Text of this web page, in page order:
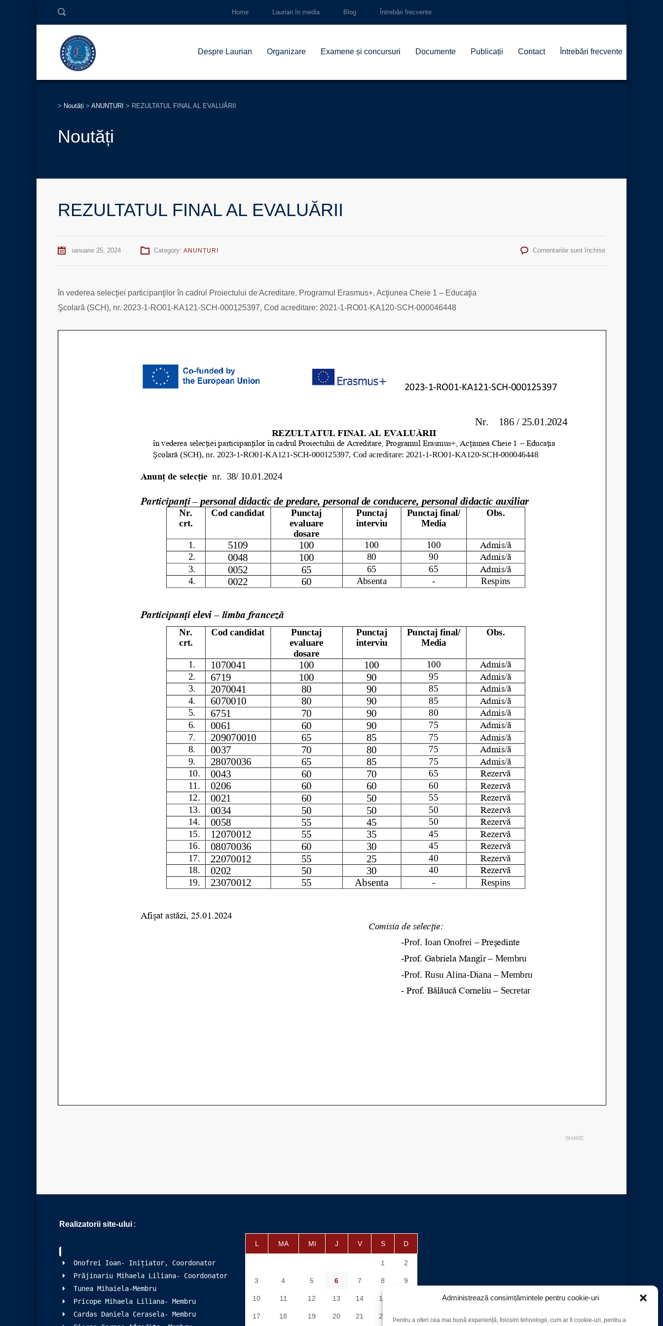
Administrează consimțămintele pentru cookie-uri
Pentru a oferi cea mai bună experiență, folosim tehnologii, cum ar fi cookie-uri, pentru a
Home Laurian în media Blog Întrebări frecvente
Despre Laurian Organizare Examene și concursuri Documente Publicații Contact Întrebări frecvente
> Noutăți > ANUNȚURI > REZULTATUL FINAL AL EVALUĂRII
Noutăți
REZULTATUL FINAL AL EVALUĂRII
ianuarie 25, 2024 Category: ANUNȚURI Comentariile sunt închisepentru
în vederea selecţiei participanţilor în cadrul Proiectului de Acreditare, Programul Erasmus+, Acţiunea Cheie 1 – Educaţia
Şcolară (SCH), nr. 2023-1-RO01-KA121-SCH-000125397, Cod acreditare: 2021-1-RO01-KA120-SCH-000046448
SHARE
Realizatorii site-ului :
Onofrei Ioan- Inițiator, Coordonator
Prăjinariu Mihaela Liliana- Coordonator
Tunea Mihaiela-Membru
Pricope Mihaela Liliana- Membru
Cardas Daniela Cerasela- Membru
L MA MI J V S D
1 2
3 4 5 6 7 8 9
10 11 12 13 14 15
17 18 19 20 21 22 23